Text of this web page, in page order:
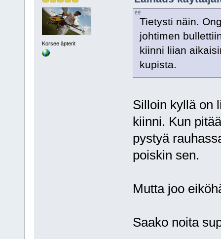
Korsee äpterit
Tietysti näin.
johtimen
kiinni liian
kupista.
Silloin kyllä on
kiinni. Kun
pystyä
poiskin sen.
Mutta joo
Saako noita